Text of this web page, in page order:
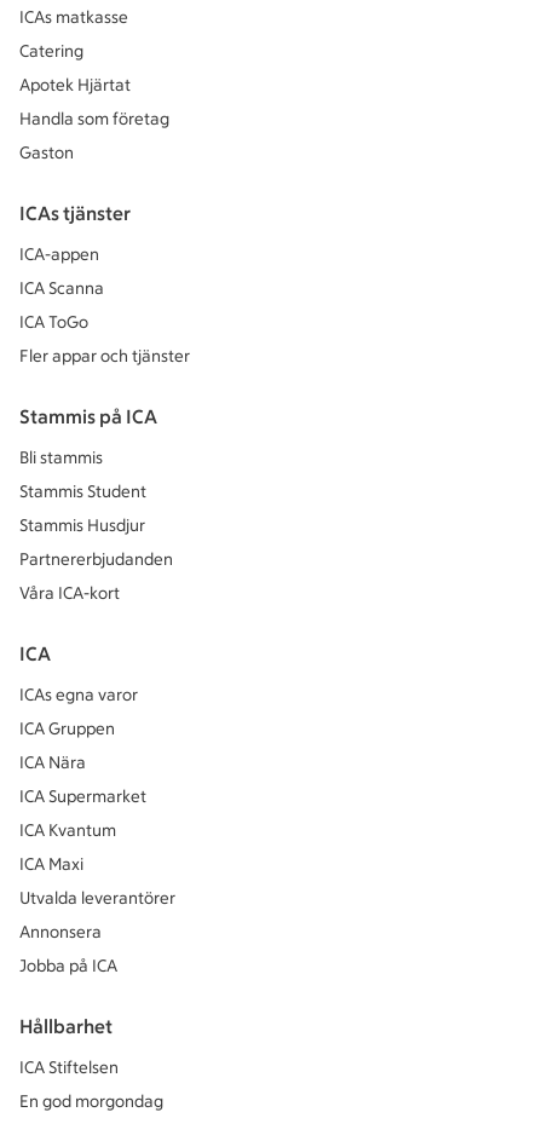
ICAs matkasse
Catering
Apotek Hjärtat
Handla som företag
Gaston
ICAs tjänster
ICA-appen
ICA Scanna
ICA ToGo
Fler appar och tjänster
Stammis på ICA
Bli stammis
Stammis Student
Stammis Husdjur
Partnererbjudanden
Våra ICA-kort
ICA
ICAs egna varor
ICA Gruppen
ICA Nära
ICA Supermarket
ICA Kvantum
ICA Maxi
Utvalda leverantörer
Annonsera
Jobba på ICA
Hållbarhet
ICA Stiftelsen
En god morgondag